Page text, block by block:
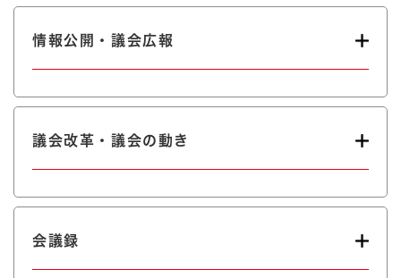
情報公開・議会広報
議会改革・議会の動き
会議録